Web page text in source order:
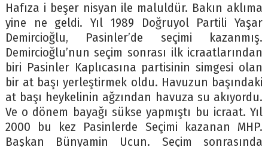
Hafıza i beşer nisyan ile maluldür. Bakın aklıma
yine ne geldi. Yıl 1989 Doğruyol Partili Yaşar
Demircioğlu, Pasinler’de seçimi kazanmış.
Demircioğlu’nun seçim sonrası ilk icraatlarından
biri Pasinler Kaplıcasına partisinin simgesi olan
bir at başı yerleştirmek oldu. Havuzun başındaki
at başı heykelinin ağzından havuza su akıyordu.
Ve o dönem bayağı sükse yapmıştı bu icraat. Yıl
2000 bu kez Pasinlerde Seçimi kazanan MHP.
Başkan Bünyamin Ucun. Seçim sonrasında